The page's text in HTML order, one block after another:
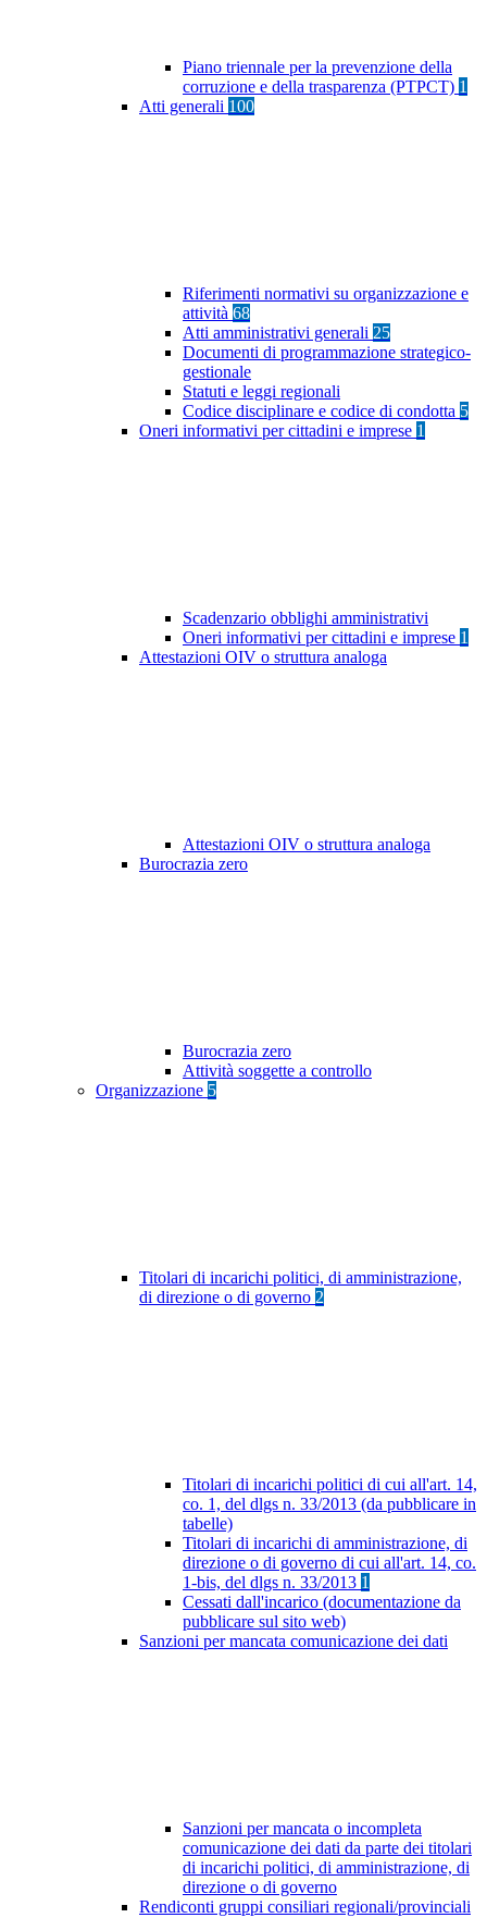
Piano triennale per la prevenzione della
corruzione e della trasparenza (PTPCT) 1
Atti generali 100
Riferimenti normativi su organizzazione e
attività 68
Atti amministrativi generali 25
Documenti di programmazione strategico-
gestionale
Statuti e leggi regionali
Codice disciplinare e codice di condotta 5
Oneri informativi per cittadini e imprese 1
Scadenzario obblighi amministrativi
Oneri informativi per cittadini e imprese 1
Attestazioni OIV o struttura analoga
Attestazioni OIV o struttura analoga
Burocrazia zero
Burocrazia zero
Attività soggette a controllo
Organizzazione 5
Titolari di incarichi politici, di amministrazione,
di direzione o di governo 2
Titolari di incarichi politici di cui all'art. 14,
co. 1, del dlgs n. 33/2013 (da pubblicare in
tabelle)
Titolari di incarichi di amministrazione, di
direzione o di governo di cui all'art. 14, co.
1-bis, del dlgs n. 33/2013 1
Cessati dall'incarico (documentazione da
pubblicare sul sito web)
Sanzioni per mancata comunicazione dei dati
Sanzioni per mancata o incompleta
comunicazione dei dati da parte dei titolari
di incarichi politici, di amministrazione, di
direzione o di governo
Rendiconti gruppi consiliari regionali/provinciali